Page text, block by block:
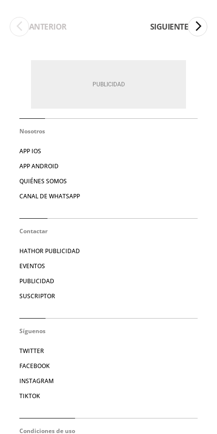
ANTERIOR SIGUIENTE
Nosotros
APP IOS
APP ANDROID
QUIÉNES SOMOS
CANAL DE WHATSAPP
Contactar
HATHOR PUBLICIDAD
EVENTOS
PUBLICIDAD
SUSCRIPTOR
Síguenos
TWITTER
FACEBOOK
INSTAGRAM
TIKTOK
Condiciones de uso